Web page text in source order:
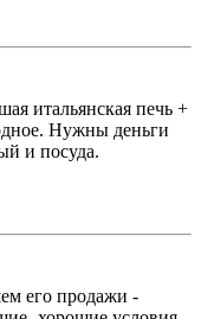
итальянская печь +
Нужны деньги
и посуда.
его продажи -